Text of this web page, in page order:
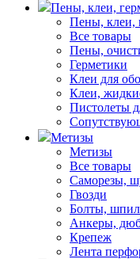
Пены, клеи,
Пены, клеи,
Все товары
Пены,
Герметики
Клеи для
Клеи,
Пистолеты
Метизы
Метизы
Все товары
Саморезы,
Гвозди
Болты,
Анкеры,
Крепеж
Лента